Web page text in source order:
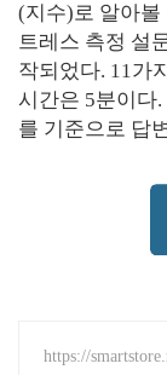
(지수)로 알아볼
트레스 측정 설
작되었다. 11가
시간은 5분이다
를 기준으로 답
https://